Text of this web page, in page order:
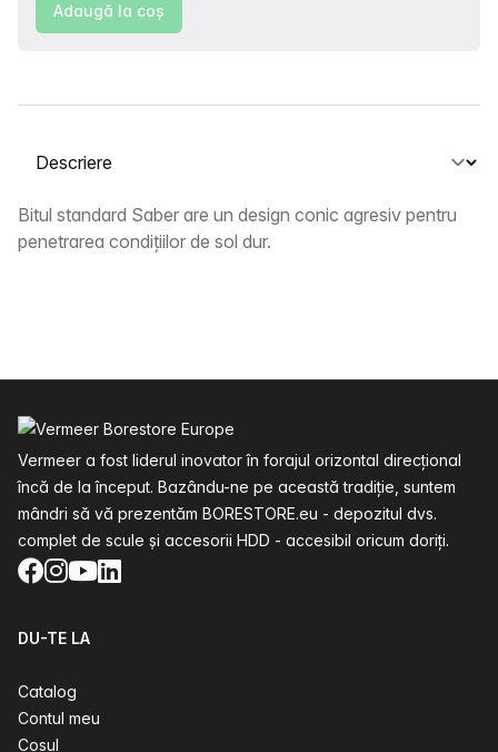
Adaugă la coş
Selectați o filă
Descriere
Bitul standard Saber are un design conic agresiv pentru
penetrarea condițiilor de sol dur.
Vermeer a fost liderul inovator în forajul orizontal direcțional
încă de la început. Bazându-ne pe această tradiție, suntem
mândri să vă prezentăm BORESTORE.eu - depozitul dvs.
complet de scule și accesorii HDD - accesibil oricum doriți.
Facebook
Instagram
YouTube
LinkedIn
DU-TE LA
Catalog
Contul meu
Cosul